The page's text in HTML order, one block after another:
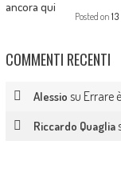
Posted on
COMMENTI RECENTI
Alessio su Errare
Riccardo Quaglia